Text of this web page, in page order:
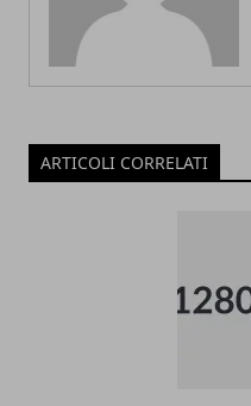
ARTICOLI CORRELATI